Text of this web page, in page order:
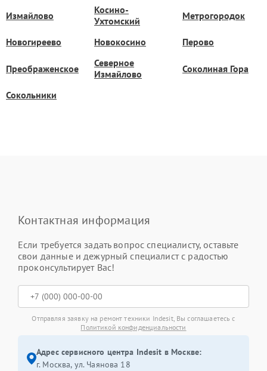
Измайлово
Косино-
Ухтомский
Метрогородок
Новогиреево Новокосино Перово
Преображенское
Северное
Измайлово
Соколиная Гора
Сокольники
Контактная информация
Если требуется задать вопрос специалисту, оставьте
свои данные и дежурный специалист с радостью
проконсультирует Вас!
Отправляя заявку на ремонт техники Indesit, Вы соглашаетесь с
Политикой конфиденциальности
Адрес сервисного центра Indesit в Москве:
г. Москва, ул. Чаянова 18